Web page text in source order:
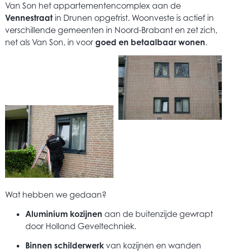
Van Son het appartementencomplex aan de
Vennestraat in Drunen opgefrist. Woonveste is actief in
verschillende gemeenten in Noord-Brabant en zet zich,
net als Van Son, in voor goed en betaalbaar wonen.
Wat hebben we gedaan?
Aluminium kozijnen aan de buitenzijde gewrapt
door Holland Geveltechniek.
Binnen schilderwerkvan kozijnen en wanden